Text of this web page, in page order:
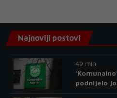
Najnoviji postovi
49 min
podnijelo